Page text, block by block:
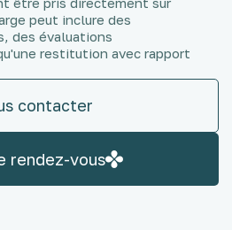
peut inclure des
des évaluations
restitution avec rapport
contacter
rendez-vous